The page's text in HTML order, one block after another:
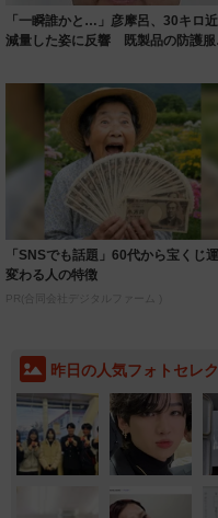
「一瞬誰かと…」彦摩呂、30キロ近
減量した姿に反響 既製品の防護服
「SNSでも話題」60代から宝くじ
変わる人の特徴
PR(合同会社デジタルファーム )
昨日の人気フォトセレ